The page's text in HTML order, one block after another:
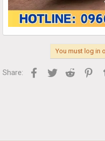
You must log in
Share: Facebook
Twitter Reddit